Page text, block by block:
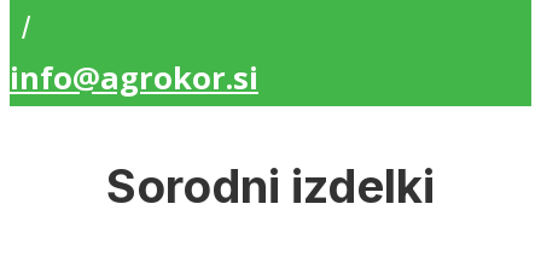
/
info@agrokor.si
Sorodni izdelki